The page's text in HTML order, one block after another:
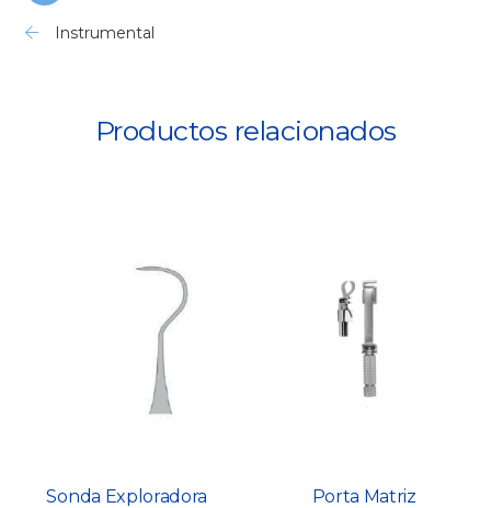
Instrumental
Productos relacionados
Sonda Exploradora
Porta Matriz